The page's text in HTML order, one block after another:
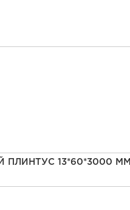
13*60*3000 ММ